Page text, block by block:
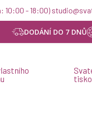
10:00 - 18:00)
DODÁNÍ DO 7 DNŮ